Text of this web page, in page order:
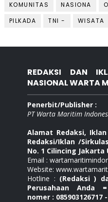
KOMUNITAS
NASIONA
PILKADA
TNI - WISATA
REDAKSI DAN
NASIONAL WARTA
Penerbit/Publisher :
PT Warta Maritim
Alamat Redaksi,
Redaksi/Iklan /
No. 1 Cilincing Jakarta
Email :
Website:
Hotline : (Redaksi )
Perusahaan Anda
nomer : 085903126717